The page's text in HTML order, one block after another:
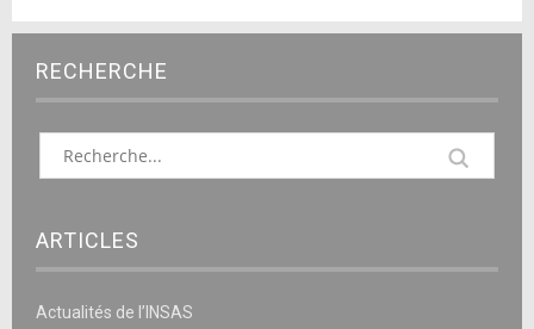
RECHERCHE
ARTICLES
Actualités de l’INSAS